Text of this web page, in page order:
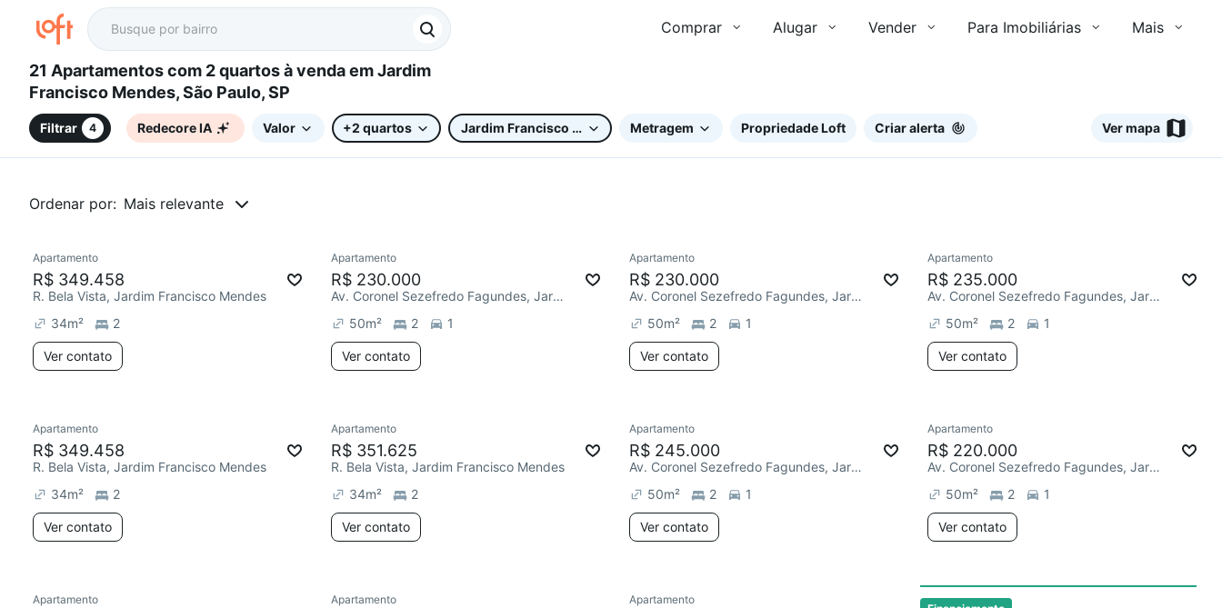
Comprar Alugar Vender Para Imobiliárias Mais
21 Apartamentos com 2 quartos à venda em Jardim
Francisco Mendes, São Paulo, SP
Filtrar 4 Redecore IA Valor +2 quartos Jardim Francisco Mendes Metragem Propriedade Loft Criar alerta Ver mapa
Ordenar por: Mais relevante
Chegou este mês
Apartamento
R$ 349.458
R. Bela Vista, Jardim Francisco Mendes
34m² 2
Ver contato
Apartamento
R$ 230.000
Av. Coronel Sezefredo Fagundes, Jardim Francisco Mendes
50m² 2 1
Ver contato
Redecorar
Apartamento
R$ 230.000
Av. Coronel Sezefredo Fagundes, Jardim Francisco Mendes
50m² 2 1
Ver contato
Chegou há 2 dias
Apartamento
R$ 235.000
Av. Coronel Sezefredo Fagundes, Jardim Francisco Mendes
50m² 2 1
Ver contato
Chegou este mês
Apartamento
R$ 349.458
R. Bela Vista, Jardim Francisco Mendes
34m² 2
Ver contato
Chegou este mês
Apartamento
R$ 351.625
R. Bela Vista, Jardim Francisco Mendes
34m² 2
Ver contato
Apartamento
R$ 245.000
Av. Coronel Sezefredo Fagundes, Jardim Francisco Mendes
50m² 2 1
Ver contato
Redecorar
Apartamento
R$ 220.000
Av. Coronel Sezefredo Fagundes, Jardim Francisco Mendes
50m² 2 1
Ver contato
Redecorar
Ver
Apartamento Redecorar
Apartamento Redecorar
Apartamento